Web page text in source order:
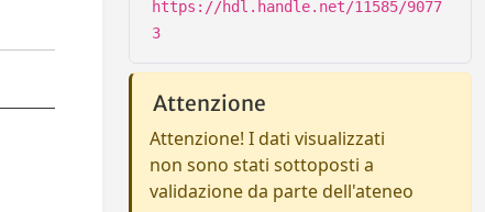
https://hdl.handle.net/11585/9077
3
Attenzione
Attenzione! I dati visualizzati
non sono stati sottoposti a
validazione da parte dell'ateneo